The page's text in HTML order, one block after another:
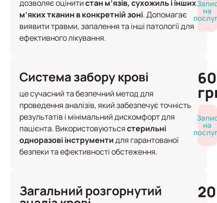
дозволяє оцінитистан м’язів, сухожиль і інших
м’яких тканин в конкретній зоні. Допомагає
виявити травми, запалення та інші патології для
ефективного лікування.
на
Система забору крові
це сучасний та безпечний метод для
проведення аналізів, який забезпечує точність
результатів і мінімальний дискомфорт для
пацієнта. Використовуютьсястерильні
одноразові інструментидля гарантованої
безпеки та ефективності обстеження.
60
на
Загальний розгорнутий